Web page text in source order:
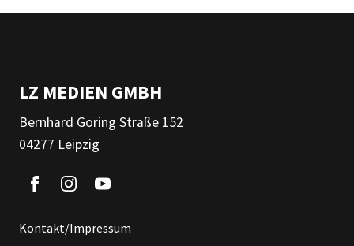
LZ MEDIEN GMBH
Bernhard Göring Straße 152
04277 Leipzig
Kontakt/Impressum